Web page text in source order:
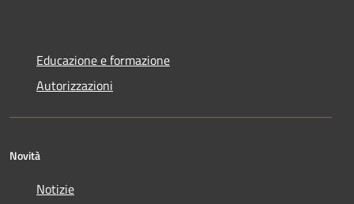
Educazione e formazione
Autorizzazioni
Novità
Notizie